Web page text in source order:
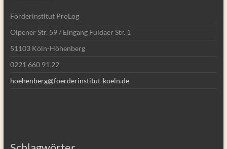
Förderinstitut ProLog
Olpener Str. 59 / Eingang Fuldaer Str. 1
51103 Köln-Höhenberg
0221 660 91 22
hoehenberg@foerderinstitut-koeln.de